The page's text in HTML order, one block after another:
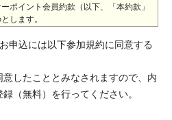
ポイント会員約款（以下、「本約款」
します。
でL会員は本約款に同意したものとしま
における無保証）
載内容の真偽、正確性、本サイトへの
申込には以下参加規約に同意する
したこととみなされますので、内
（無料）を行ってください。